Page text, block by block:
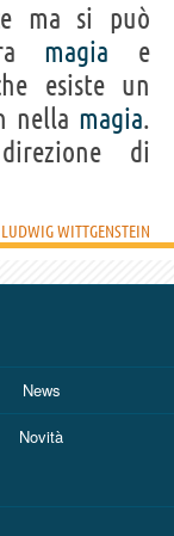
ma si può
magia e
esiste un
nella magia.
di
LUDWIG WITTGENSTEIN
News
Novità